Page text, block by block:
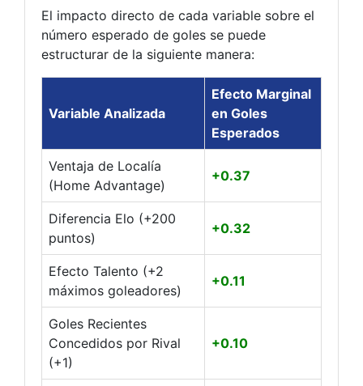
El impacto directo de cada variable sobre el
número esperado de goles se puede
estructurar de la siguiente manera:
Variable Analizada
Efecto Marginal
en Goles
Esperados
Ventaja de Localía
(Home Advantage)
+0.37
Diferencia Elo (+200
puntos)
+0.32
Efecto Talento (+2
máximos goleadores)
+0.11
Goles Recientes
Concedidos por Rival
(+1)
+0.10